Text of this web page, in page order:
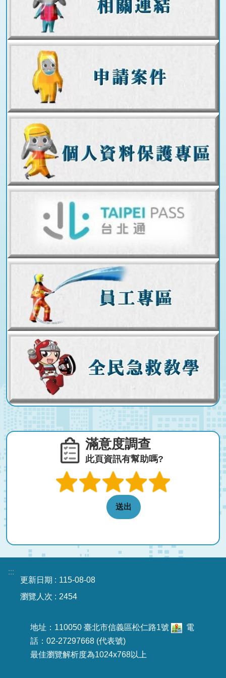
滿意度調查
此頁資訊有幫助嗎?
:::
更新日期
115-08-08
瀏覽人次
2454
地址：110050 臺北市信義區松仁路1號
電
話：02-27297668 (代表號)
最佳瀏覽解析度為1024x768以上